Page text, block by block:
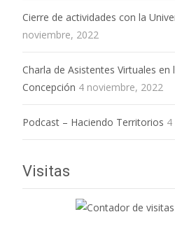
Cierre de actividades con la
noviembre, 2022
Charla de Asistentes Virtuales en
Concepción 4 noviembre, 2022
Podcast – Haciendo Territorios
Visitas